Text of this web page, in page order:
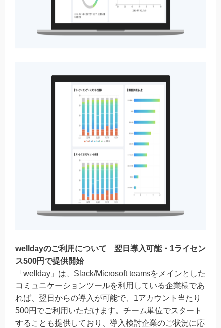
welldayのご利用について 翌日導入可能・1ライセン
ス500円で提供開始
「wellday」は、Slack/Microsoft teamsをメインとした
コミュニケーションツールを利用している企業様であ
れば、翌日からの導入が可能で、1アカウント当たり
500円でご利用いただけます。チーム単位でスタート
することも提供しており、導入検討企業のご状況に応